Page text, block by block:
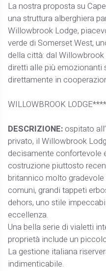
La nostra proposta su
una struttura alberghiera
Willowbrook Lodge,
verde di Somerset West,
della città: dal
diretti alle più emozionanti
direttamente in
WILLOWBROOK LODGE****
DESCRIZIONE: ospitato
privato, il Willowbrook
decisamente confortevole
costruzione piuttosto
britannico molto
comuni, grandi tappeti
dehors, uno stile
eccellenza.
Una bella serie di vialetti
proprietà include un
La gestione italiana
indimenticabile.